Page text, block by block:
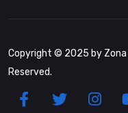
Copyright © 2025 by Zona
Reserved.